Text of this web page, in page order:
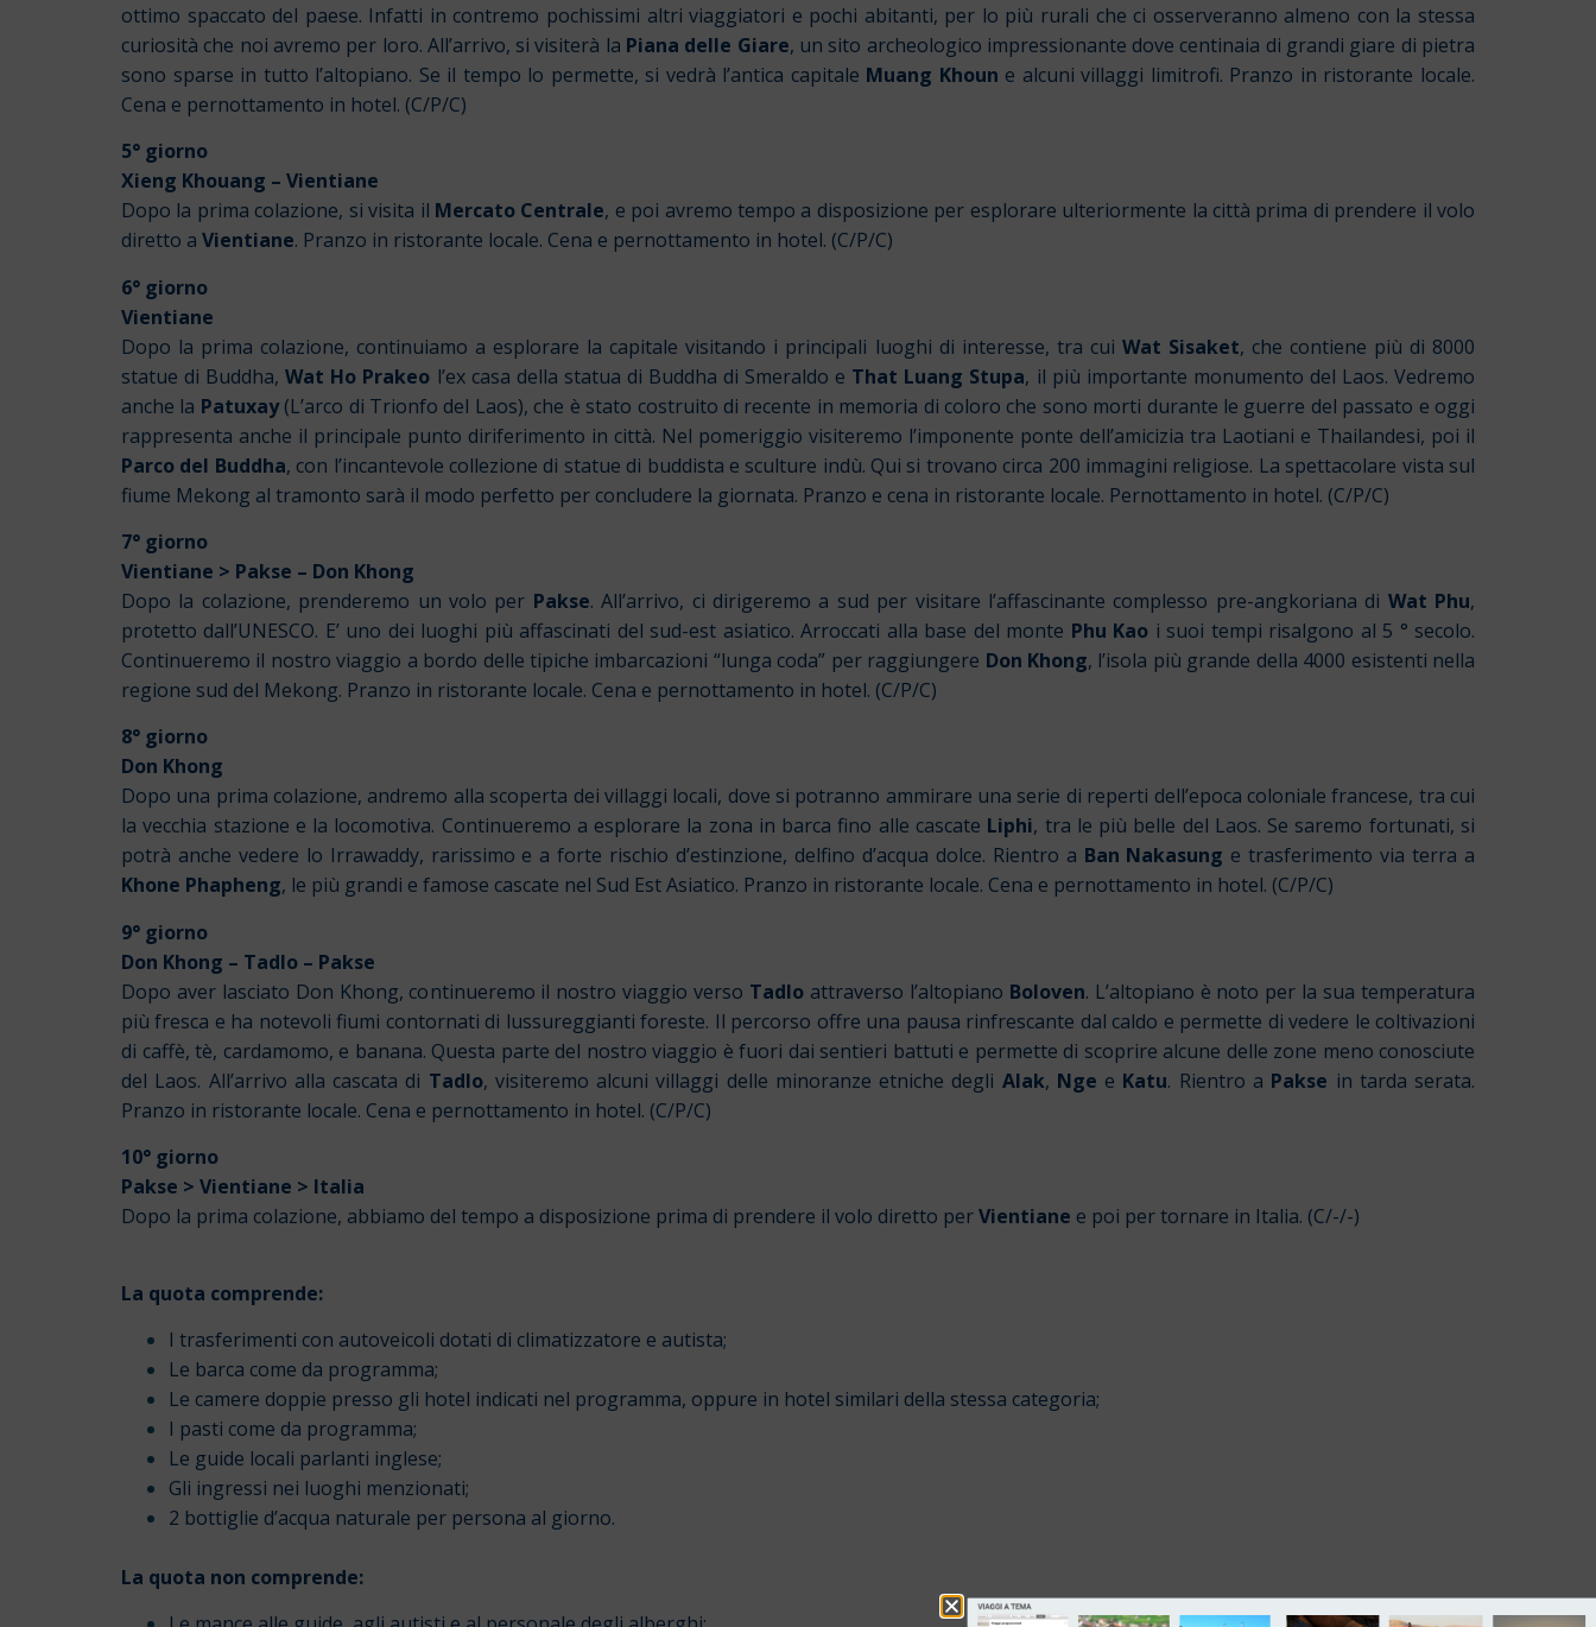
ottimo spaccato del paese. Infatti in contremo pochissimi altri viaggiatori e pochi abitanti, per lo più rurali che ci osserveranno almeno con la stessa
curiosità che noi avremo per loro. All’arrivo, si visiterà la Piana delle Giare, un sito archeologico impressionante dove centinaia di grandi giare di pietra
sono sparse in tutto l’altopiano. Se il tempo lo permette, si vedrà l’antica capitale Muang Khoun e alcuni villaggi limitrofi. Pranzo in ristorante locale.
Cena e pernottamento in hotel. (C/P/C)
5° giorno
Xieng Khouang – Vientiane
Dopo la prima colazione, si visita il Mercato Centrale, e poi avremo tempo a disposizione per esplorare ulteriormente la città prima di prendere il volo
diretto a Vientiane. Pranzo in ristorante locale. Cena e pernottamento in hotel. (C/P/C)
6° giorno
Vientiane
Dopo la prima colazione, continuiamo a esplorare la capitale visitando i principali luoghi di interesse, tra cui Wat Sisaket, che contiene più di 8000
statue di Buddha,Wat Ho Prakeo l’ex casa della statua di Buddha di Smeraldo e That Luang Stupa, il più importante monumento del Laos. Vedremo
anche la Patuxay(L’arco di Trionfo del Laos), che è stato costruito di recente in memoria di coloro che sono morti durante le guerre del passato e oggi
rappresenta anche il principale punto diriferimento in città. Nel pomeriggio visiteremo l’imponente ponte dell’amicizia tra Laotiani e Thailandesi, poi il
Parco del Buddha, con l’incantevole collezione di statue di buddista e sculture indù. Qui si trovano circa 200 immagini religiose. La spettacolare vista sul
fiume Mekong al tramonto sarà il modo perfetto per concludere la giornata. Pranzo e cena in ristorante locale. Pernottamento in hotel. (C/P/C)
7° giorno
Vientiane > Pakse – Don Khong
Dopo la colazione, prenderemo un volo per Pakse. All’arrivo, ci dirigeremo a sud per visitare l’affascinante complesso pre-angkoriana di Wat Phu,
protetto dall’UNESCO. E’ uno dei luoghi più affascinati del sud-est asiatico. Arroccati alla base del monte Phu Kao i suoi tempi risalgono al 5 ° secolo.
Continueremo il nostro viaggio a bordo delle tipiche imbarcazioni “lunga coda” per raggiungere Don Khong, l’isola più grande della 4000 esistenti nella
regione sud del Mekong. Pranzo in ristorante locale. Cena e pernottamento in hotel. (C/P/C)
8° giorno
Don Khong
Dopo una prima colazione, andremo alla scoperta dei villaggi locali, dove si potranno ammirare una serie di reperti dell’epoca coloniale francese, tra cui
la vecchia stazione e la locomotiva. Continueremo a esplorare la zona in barca fino alle cascate Liphi, tra le più belle del Laos. Se saremo fortunati, si
potrà anche vedere lo Irrawaddy, rarissimo e a forte rischio d’estinzione, delfino d’acqua dolce. Rientro a Ban Nakasung e trasferimento via terra a
Khone Phapheng, le più grandi e famose cascate nel Sud Est Asiatico. Pranzo in ristorante locale. Cena e pernottamento in hotel. (C/P/C)
9° giorno
Don Khong – Tadlo – Pakse
Dopo aver lasciato Don Khong, continueremo il nostro viaggio verso Tadlo attraverso l’altopiano Boloven. L’altopiano è noto per la sua temperatura
più fresca e ha notevoli fiumi contornati di lussureggianti foreste. Il percorso offre una pausa rinfrescante dal caldo e permette di vedere le coltivazioni
di caffè, tè, cardamomo, e banana. Questa parte del nostro viaggio è fuori dai sentieri battuti e permette di scoprire alcune delle zone meno conosciute
del Laos. All’arrivo alla cascata di Tadlo, visiteremo alcuni villaggi delle minoranze etniche degli Alak, Nge e Katu. Rientro a Pakse in tarda serata.
Pranzo in ristorante locale. Cena e pernottamento in hotel. (C/P/C)
10° giorno
Pakse > Vientiane > Italia
Dopo la prima colazione, abbiamo del tempo a disposizione prima di prendere il volo diretto perVientiane e poi per tornare in Italia. (C/-/-)
La quota comprende:
I trasferimenti con autoveicoli dotati di climatizzatore e autista;
Le barca come da programma;
Le camere doppie presso gli hotel indicati nel programma, oppure in hotel similari della stessa categoria;
I pasti come da programma;
Le guide locali parlanti inglese;
Gli ingressi nei luoghi menzionati;
2 bottiglie d’acqua naturale per persona al giorno.
La quota non comprende: